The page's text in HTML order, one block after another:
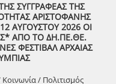
ΣΥΓΓΡΑΦΕΑΣ ΤΗΣ
ΑΡΙΣΤΟΦΑΝΗΣ
ΑΥΓΟΥΣΤΟΥ 2026 ΟΙ
ΑΠΟ ΤΟ ΔΗ.ΠΕ.ΘΕ.
ΦΕΣΤΙΒΑΛ ΑΡΧΑΙΑΣ
/ Πολιτισμός